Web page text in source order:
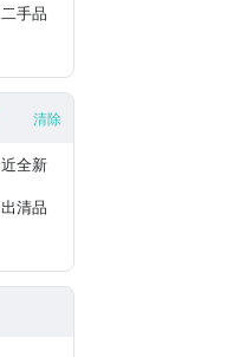
二手品
清除
近全新
出清品